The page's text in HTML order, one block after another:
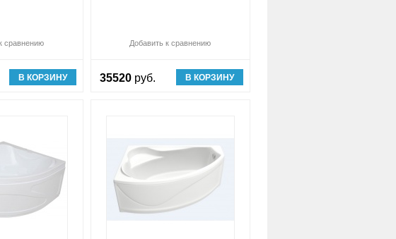
сравнению Обновляю список
В КОРЗИНУ
Добавить к сравнению
35520 руб. В КОРЗИНУ